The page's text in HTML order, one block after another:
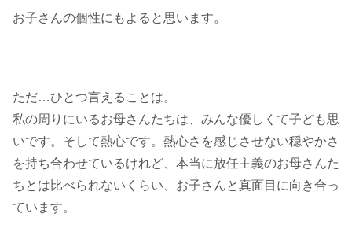
お子さんの個性にもよると思います。
ただ…ひとつ言えることは。
私の周りにいるお母さんたちは、みんな優しくて子ども思
いです。そして熱心です。熱心さを感じさせない穏やかさ
を持ち合わせているけれど、本当に放任主義のお母さんた
ちとは比べられないくらい、お子さんと真面目に向き合っ
ています。